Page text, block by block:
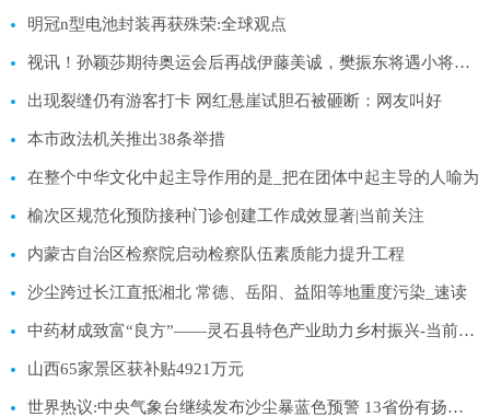
明冠n型电池封装再获殊荣:全球观点
视讯！孙颖莎期待奥运会后再战伊藤美诚，樊振东将遇小将林诗栋挑战
出现裂缝仍有游客打卡 网红悬崖试胆石被砸断：网友叫好
本市政法机关推出38条举措
在整个中华文化中起主导作用的是_把在团体中起主导的人喻为
榆次区规范化预防接种门诊创建工作成效显著|当前关注
内蒙古自治区检察院启动检察队伍素质能力提升工程
沙尘跨过长江直抵湘北 常德、岳阳、益阳等地重度污染_速读
中药材成致富“良方”——灵石县特色产业助力乡村振兴-当前聚焦
山西65家景区获补贴4921万元
世界热议:中央气象台继续发布沙尘暴蓝色预警 13省份有扬沙浮尘天气